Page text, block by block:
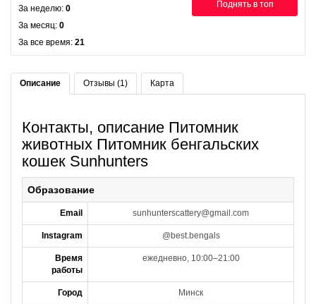
Поднять в топ
За неделю: 0
За месяц: 0
За все время: 21
Описание Отзывы (1) Карта
Контакты, описание Питомник
животных Питомник бенгальских
кошек Sunhunters
Образование
Email sunhunterscattery@gmail.com
Instagram @best.bengals
Время
работы
ежедневно, 10:00–21:00
Город Минск